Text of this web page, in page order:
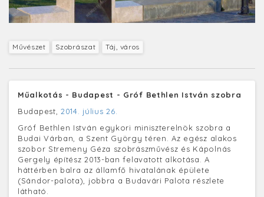
Művészet Szobrászat Táj, város
Műalkotás - Budapest - Gróf Bethlen István szobra
Budapest, 2014. július 26.
Gróf Bethlen István egykori miniszterelnök szobra a
Budai Várban, a Szent György téren. Az egész alakos
szobor Stremeny Géza szobrászművész és Kápolnás
Gergely építész 2013-ban felavatott alkotása. A
háttérben balra az államfő hivatalának épülete
(Sándor-palota), jobbra a Budavári Palota részlete
látható.